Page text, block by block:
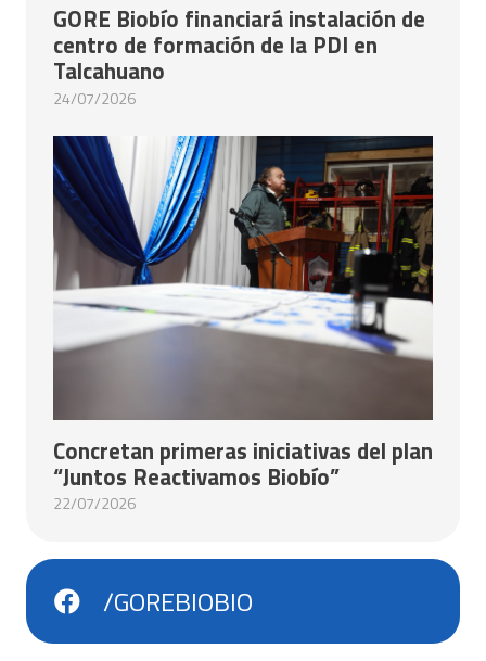
GORE Biobío financiará instalación de
centro de formación de la PDI en
Talcahuano
24/07/2026
Concretan primeras iniciativas del plan
“Juntos Reactivamos Biobío”
22/07/2026
/GOREBIOBIO